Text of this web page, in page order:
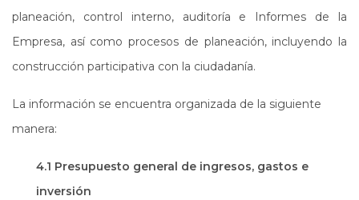
planeación, control interno, auditoría e Informes de la
Empresa, así como procesos de planeación, incluyendo la
construcción participativa con la ciudadanía.
La información se encuentra organizada de la siguiente
manera:
4.1 Presupuesto general de ingresos, gastos e
inversión